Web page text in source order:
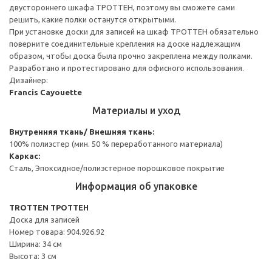
двустороннего шкафа ТРОТТЕН, поэтому вы сможете сами
решить, какие полки останутся открытыми.
При установке доски для записей на шкаф ТРОТТЕН обязательно
поверните соединительные крепления на доске надлежащим
образом, чтобы доска была прочно закреплена между полками.
Разработано и протестировано для офисного использования.
Дизайнер:
Francis Cayouette
Материалы и уход
Внутренняя ткань/ Внешняя ткань:
100% полиэстер (мин. 50 % переработанного материала)
Каркас:
Сталь, Эпоксидное/полиэстерное порошковое покрытие
Информация об упаковке
TROTTEN ТРОТТЕН
Доска для записей
Номер товара: 904.926.92
Ширина: 34 см
Высота: 3 см